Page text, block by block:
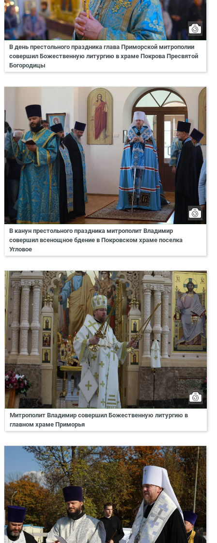
В день престольного праздника глава Приморской митрополии
совершил Божественную литургию в храме Покрова Пресвятой
Богородицы
В канун престольного праздника митрополит Владимир
совершил всенощное бдение в Покровском храме поселка
Угловое
Митрополит Владимир совершил Божественную литургию в
главном храме Приморья